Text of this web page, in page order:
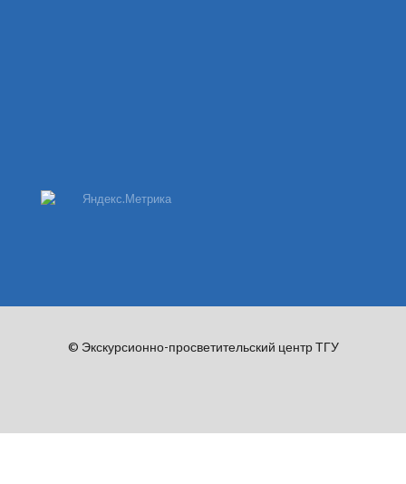
© Экскурсионно-просветительский центр ТГУ